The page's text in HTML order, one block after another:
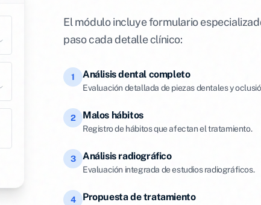
El módulo incluye formulario
paso cada detalle clínico:
1 Análisis dental completo
Evaluación detallada de piezas dentales y
2 Malos hábitos
Registro de hábitos que afectan el tratamiento.
3 Análisis radiográfico
Evaluación integrada de estudios radiográficos.
4 Propuesta de tratamiento